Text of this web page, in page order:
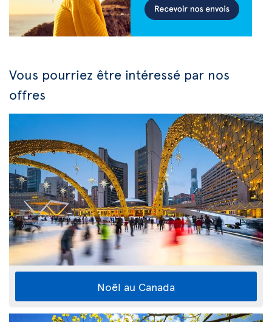
Vous pourriez être intéressé par nos
offres
Noël au Canada